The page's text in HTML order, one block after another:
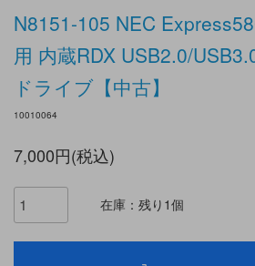
N8151-105 NEC
用 内蔵RDX USB2.0/
ドライブ【中古】
10010064
7,000円(税込)
在庫：残り1個